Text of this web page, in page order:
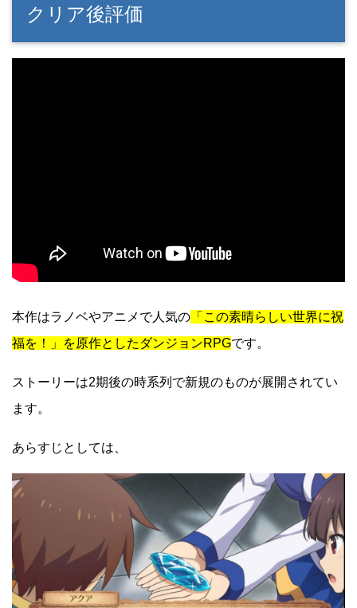
クリア後評価
本作はラノベやアニメで人気の 「この素晴らしい世界に祝
福を！」を原作としたダンジョンRPGです。
ストーリーは2期後の時系列で新規のものが展開されてい
ます。
あらすじとしては、